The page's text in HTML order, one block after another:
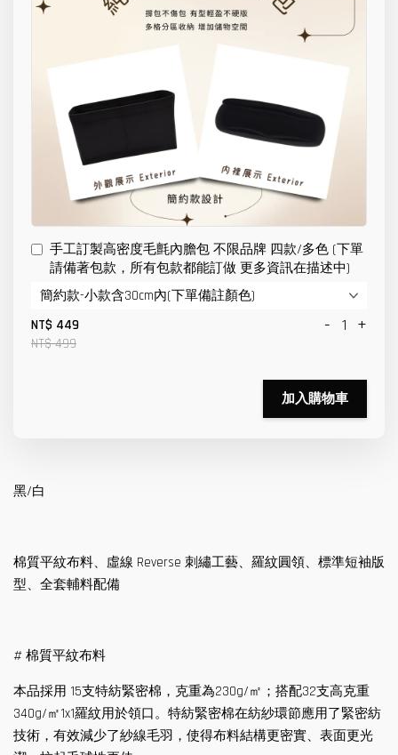
手工訂製高密度毛氈內膽包 不限品牌 四款/多色 (下單
請備著包款，所有包款都能訂做 更多資訊在描述中)
NT$ 449
NT$ 499
- +
加入購物車
黑/白
棉質平紋布料、虛線 Reverse 刺繡工藝、羅紋圓領、標準短袖版
型、全套輔料配備
# 棉質平紋布料
本品採用 15支特紡緊密棉，克重為230g/㎡；搭配32支高克重
340g/㎡1x1羅紋用於領口。特紡緊密棉在紡紗環節應用了緊密紡
技術，有效減少了紗線毛羽，使得布料結構更密實、表面更光